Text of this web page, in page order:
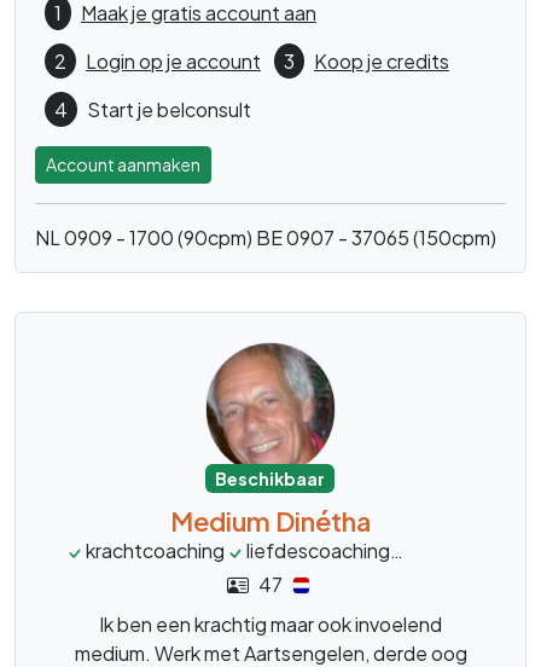
1
Maak je gratis account aan
2
Login op je account 3
Koop je credits
4
Start je belconsult
Account aanmaken
NL 0909 - 1700 (90cpm) BE 0907 - 37065 (150cpm)
Beschikbaar
Medium Dinétha
krachtcoaching liefdescoaching
47
Ik ben een krachtig maar ook invoelend
medium. Werk met Aartsengelen, derde oog